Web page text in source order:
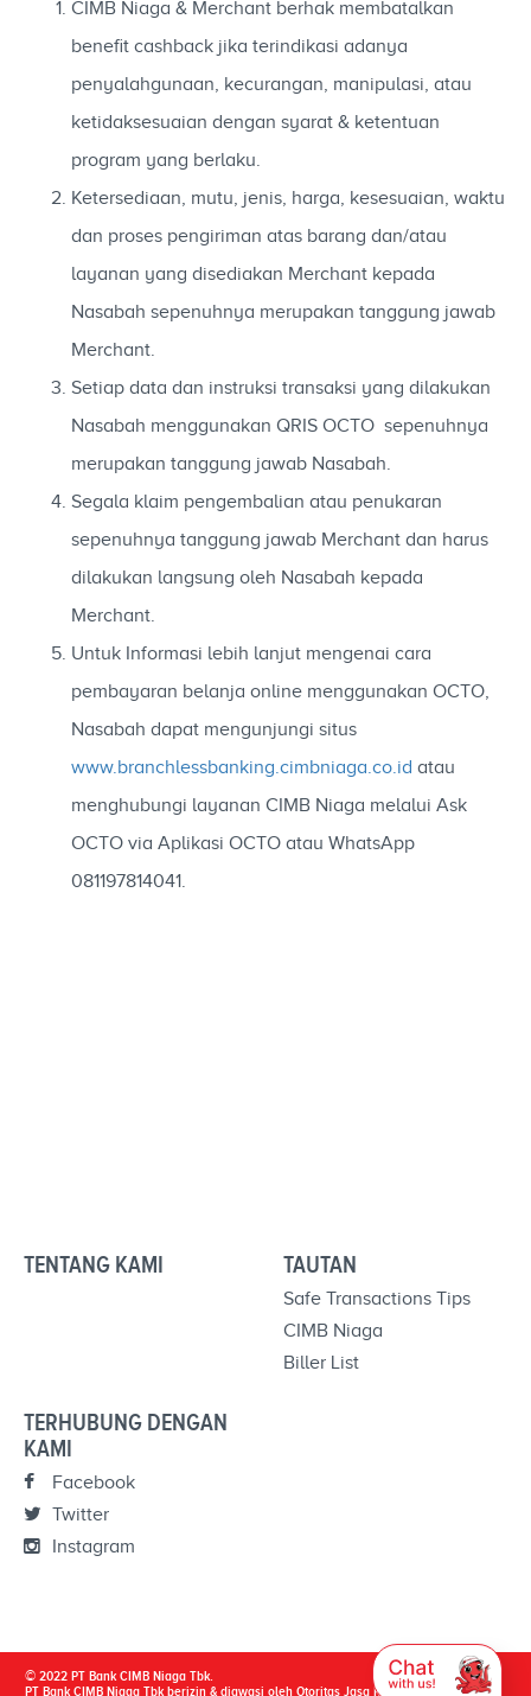
CIMB Niaga & Merchant berhak membatalkan
benefit cashback jika terindikasi adanya
penyalahgunaan, kecurangan, manipulasi, atau
ketidaksesuaian dengan syarat & ketentuan
program yang berlaku.
Ketersediaan, mutu, jenis, harga, kesesuaian, waktu
dan proses pengiriman atas barang dan/atau
layanan yang disediakan Merchant kepada
Nasabah sepenuhnya merupakan tanggung jawab
Merchant.
Setiap data dan instruksi transaksi yang dilakukan
Nasabah menggunakan QRIS OCTO sepenuhnya
merupakan tanggung jawab Nasabah.
Segala klaim pengembalian atau penukaran
sepenuhnya tanggung jawab Merchant dan harus
dilakukan langsung oleh Nasabah kepada
Merchant.
Untuk Informasi lebih lanjut mengenai cara
pembayaran belanja online menggunakan OCTO,
Nasabah dapat mengunjungi situs
www.branchlessbanking.cimbniaga.co.id atau
menghubungi layanan CIMB Niaga melalui Ask
OCTO via Aplikasi OCTO atau WhatsApp
081197814041.
TENTANG KAMI TAUTAN
Safe Transactions Tips
CIMB Niaga
Biller List
TERHUBUNG DENGAN
KAMI
Facebook
Twitter
Instagram
© 2022 PT Bank CIMB Niaga Tbk.
PT Bank CIMB Niaga Tbk berizin & diawasi oleh Otoritas Jasa Keuangan & Bank